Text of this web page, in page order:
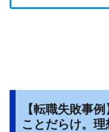
【転職失敗事
ことだらけ。